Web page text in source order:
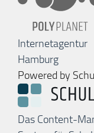
Internetagentur
Hamburg
Powered by
Das Content-